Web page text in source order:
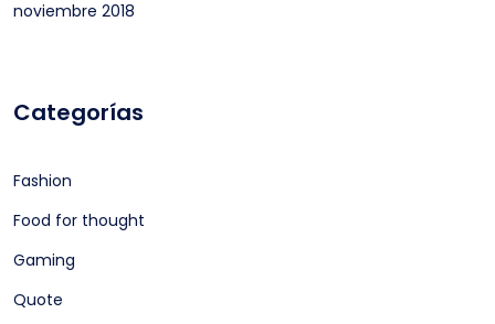
noviembre 2018
Categorías
Fashion
Food for thought
Gaming
Quote